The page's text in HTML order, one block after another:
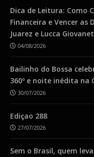
Dica de Leitura: Como
Financeira e Vencer as
Juarez e Lucca
04/08/2026
Bailinho do Bossa
360º e noite inédita na
30/07/2026
Ediçao 288
27/07/2026
Sem o Brasil, quem